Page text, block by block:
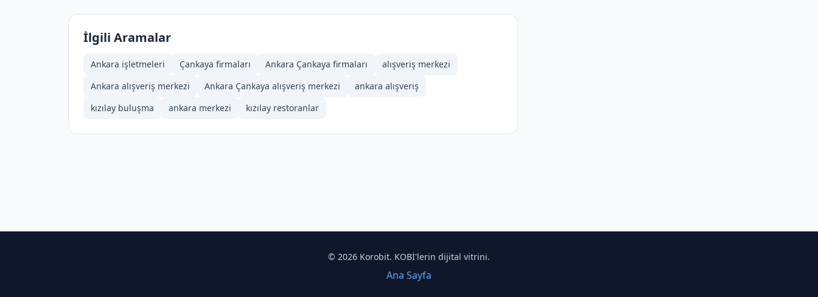
İlgili Aramalar
Ankara işletmeleri Çankaya firmaları Ankara Çankaya firmaları
alışveriş merkezi
Ankara alışveriş merkezi
Ankara Çankaya alışveriş merkezi
ankara alışveriş
kızılay buluşma
ankara merkezi kızılay restoranlar
© 2026 Korobit. KOBİ'lerin dijital vitrini.
Ana Sayfa